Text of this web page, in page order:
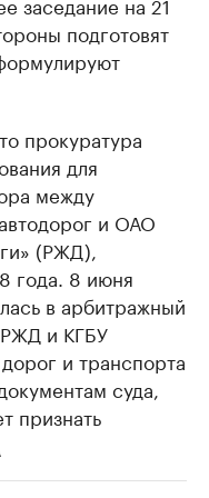
подготовят
прокуратура
для
между
и ОАО
(РЖД),
года. 8 июня
в арбитражный
и КГБУ
и транспорта
суда,
признать